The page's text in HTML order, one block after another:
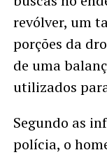
revólver, um
porções da
de uma
utilizados
Segundo as
polícia, o